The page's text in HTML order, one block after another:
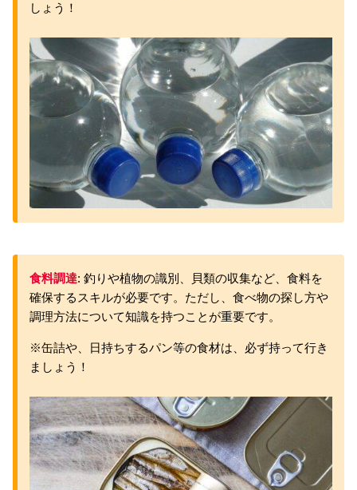
しょう！
食料調達: 釣りや植物の識別、貝類の収集など、食料を
確保するスキルが必要です。ただし、食べ物の探し方や
調理方法について知識を持つことが重要です。
※缶詰や、日持ちするパン等の食材は、必ず持って行き
ましょう！